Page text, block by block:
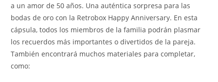
a un amor de 50 años. Una auténtica sorpresa para las
bodas de oro con la Retrobox Happy Anniversary. En esta
cápsula, todos los miembros de la familia podrán plasmar
los recuerdos más importantes o divertidos de la pareja.
También encontrará muchos materiales para completar,
como: